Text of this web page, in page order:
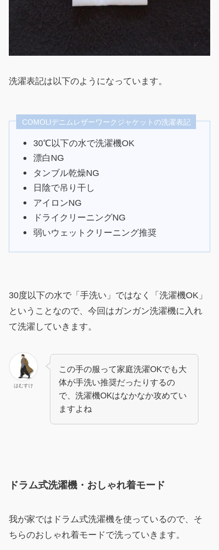
洗濯表記は以下のようになっています。
COMOLIデニムレザーワークジャケットの洗濯表記
30℃以下の水で洗濯機OK
漂白NG
タンブル乾燥NG
日陰で吊り干し
アイロンNG
ドライクリーニングNG
弱いウェットクリーニング推奨
30度以下の水で「手洗い」ではなく「洗濯機OK」
ということなので、今回はガンガン洗濯機に入れ
て洗濯していきます。
はむすけ
この手の服って家庭洗濯OKでも大
体が手洗い推奨だったりするの
で、洗濯機OKはなかなか攻めてい
ますよね
ドラム式洗濯機・おしゃれ着モード
我が家ではドラム式洗濯機を使っているので、そ
ちらのおしゃれ着モードで洗っていきます。